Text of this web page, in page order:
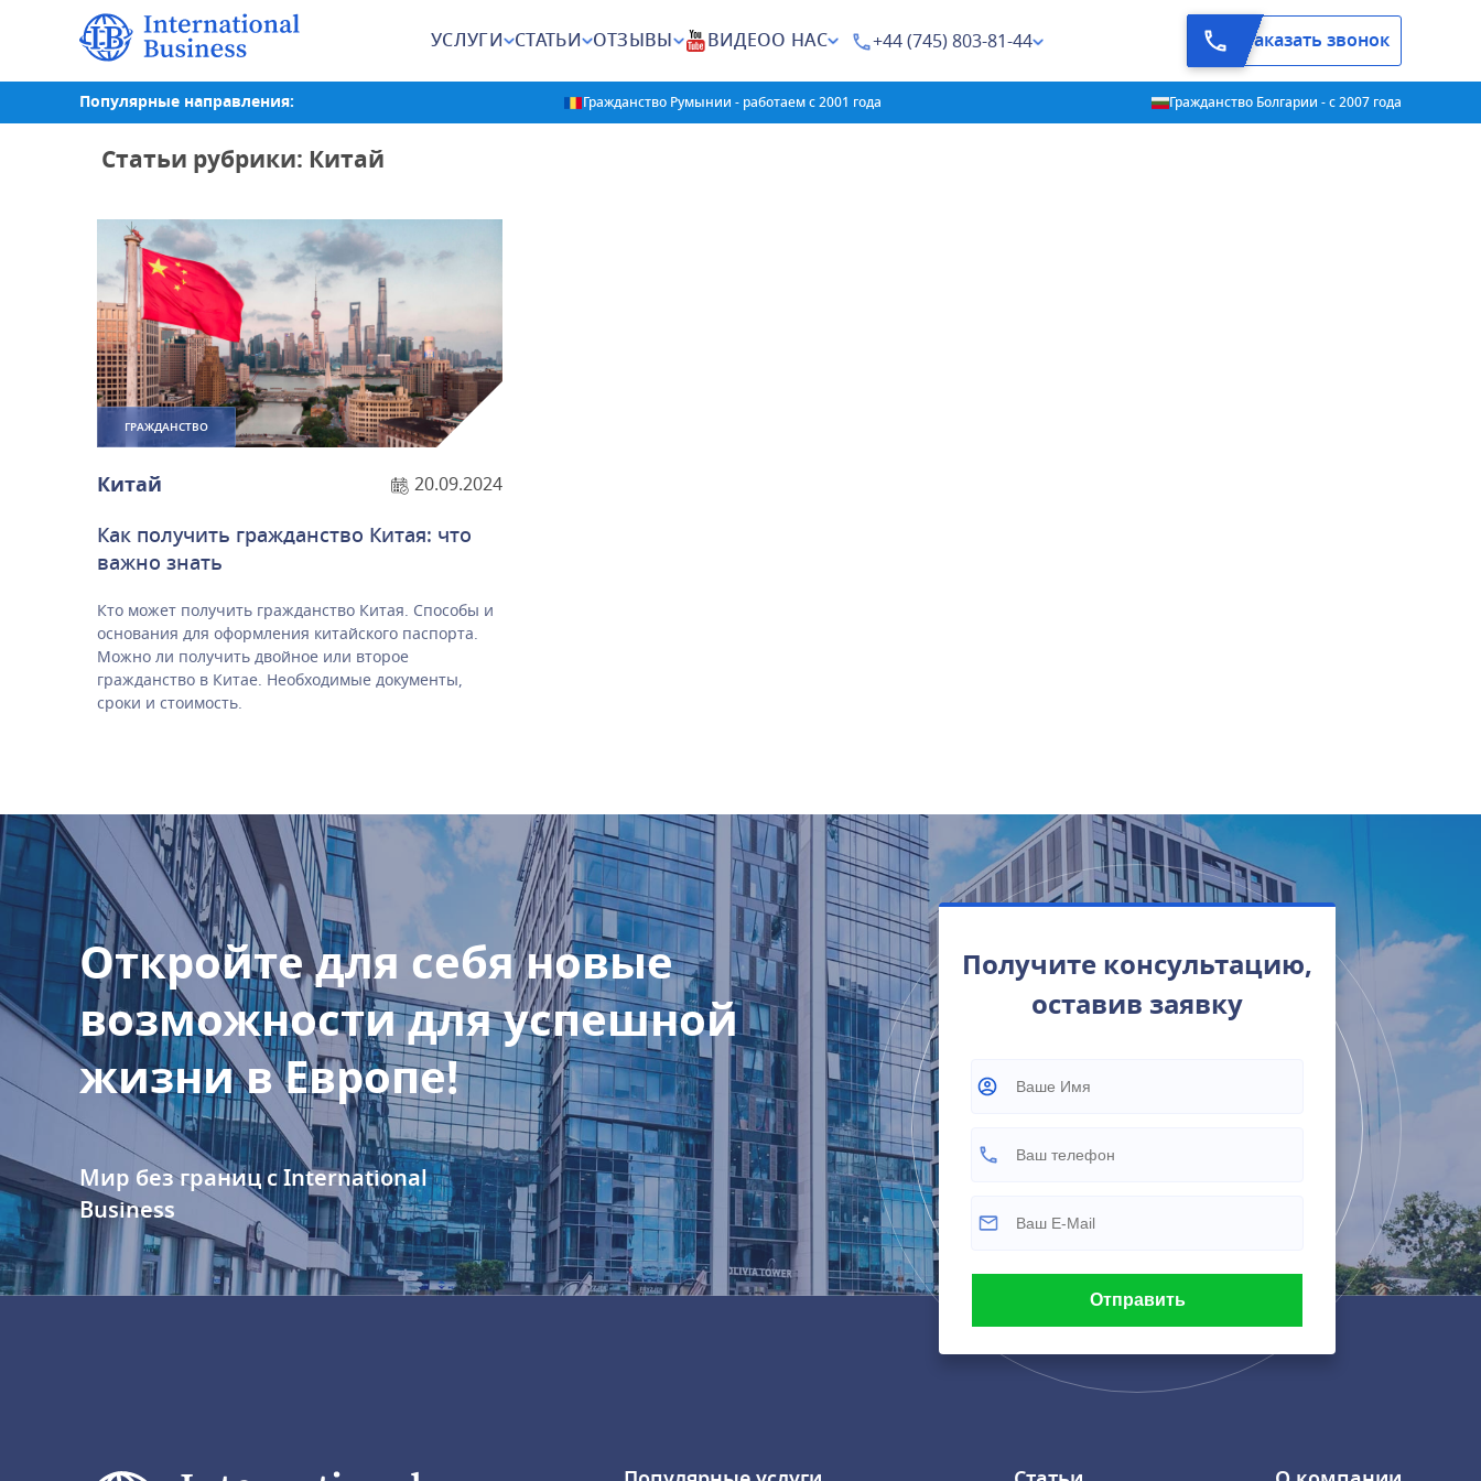
УСЛУГИ СТАТЬИ ОТЗЫВЫ ВИДЕОО НАС +44 (745) 803-81-44 Заказать звонок
Популярные направления: Гражданство Румынии - работаем с 2001 года Гражданство Болгарии - с 2007 года
Статьи рубрики: Китай
ГРАЖДАНСТВО
Китай 20.09.2024
Как получить гражданство Китая: что
важно знать
Кто может получить гражданство Китая. Способы и
основания для оформления китайского паспорта.
Можно ли получить двойное или второе
гражданство в Китае. Необходимые документы,
сроки и стоимость.
Откройте для себя новые
возможности для успешной
жизни в Европе!
Мир без границ с International
Business
Получите консультацию,
оставив заявку